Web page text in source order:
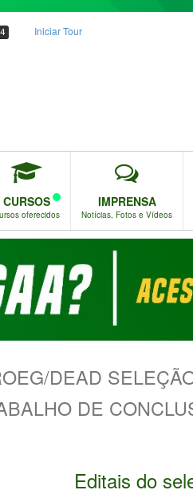
4 Iniciar Tour
CURSOS
oferecidos
IMPRENSA
Notícias, Fotos e Vídeos
DEAD
DE
Editais do